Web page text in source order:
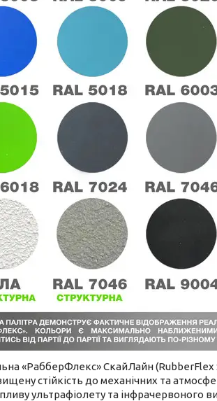
«РабберФлекс» СкайЛайн (RubberFlex
стійкість до механічних та
ультрафіолету та інфрачервоного